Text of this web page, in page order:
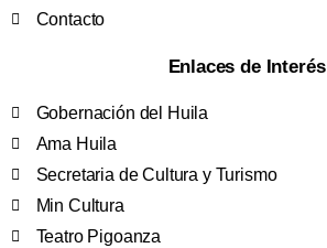
Contacto
Enlaces de Interés
Gobernación del Huila
Ama Huila
Secretaria de Cultura y Turismo
Min Cultura
Teatro Pigoanza